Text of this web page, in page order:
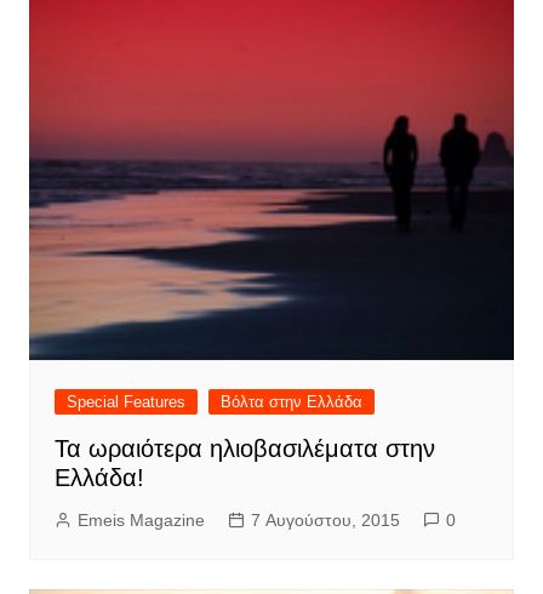
Special Features Βόλτα στην Ελλάδα
Τα ωραιότερα ηλιοβασιλέματα στην
Ελλάδα!
Emeis Magazine 7 Αυγούστου, 2015 0